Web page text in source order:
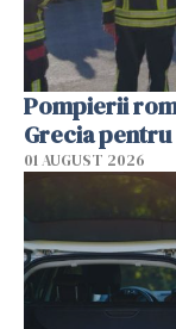
Pompierii
Grecia
01 AUGUST 2026